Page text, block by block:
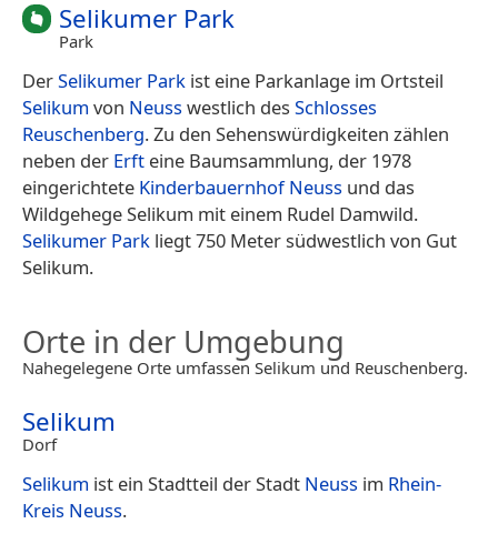
Selikumer Park
Park
DerSelikumer Park ist eine Parkanlage im Ortsteil
Selikum von Neusswestlich des Schlosses
Reuschenberg. Zu den Sehenswürdigkeiten zählen
neben der Erft eine Baumsammlung, der 1978
eingerichtete Kinderbauernhof Neuss und das
Wildgehege Selikum mit einem Rudel Damwild.
Selikumer Park liegt 750 Meter südwestlich von Gut
Selikum.
Orte in der Umgebung
Nahegelegene Orte umfassen Selikum und Reuschenberg.
Selikum
Dorf
Selikum ist ein Stadtteil der Stadt Neuss im Rhein-
Kreis Neuss.